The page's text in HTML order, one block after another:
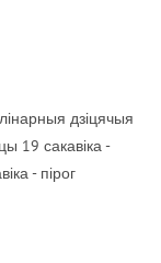
дзіцячыя
19 сакавіка -
- пірог